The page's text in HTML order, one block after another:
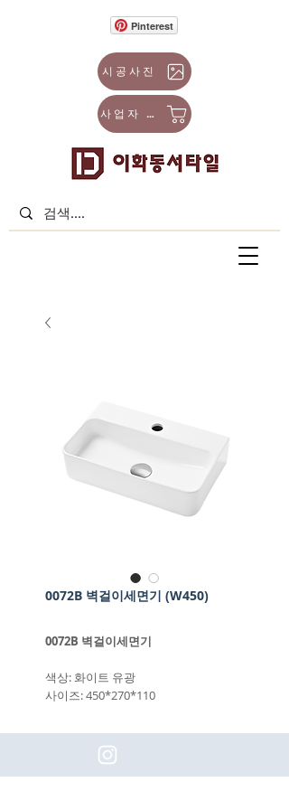
사업자 몰
시공사진
Pinterest
0072B 벽걸이세면기 (W450)
0072B 벽걸이세면기
색상: 화이트 유광
사이즈: 450*270*110